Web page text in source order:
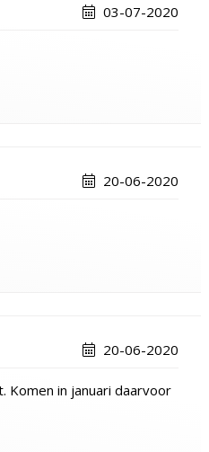
03-07-2020
20-06-2020
20-06-2020
Komen in januari daarvoor